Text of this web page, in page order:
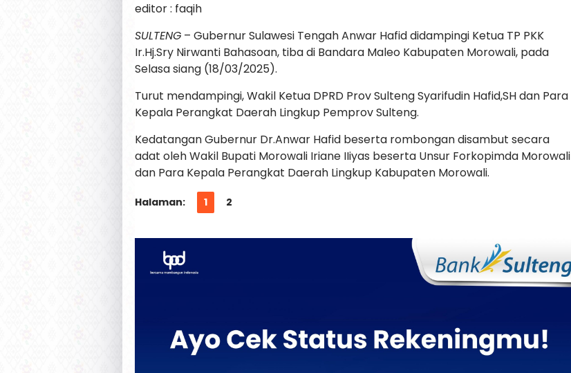
editor : faqih
SULTENG – Gubernur Sulawesi Tengah Anwar Hafid didampingi Ketua TP PKK
Ir.Hj.Sry Nirwanti Bahasoan, tiba di Bandara Maleo Kabupaten Morowali, pada
Selasa siang (18/03/2025).
Turut mendampingi, Wakil Ketua DPRD Prov Sulteng Syarifudin Hafid,SH dan Para
Kepala Perangkat Daerah Lingkup Pemprov Sulteng.
Kedatangan Gubernur Dr.Anwar Hafid beserta rombongan disambut secara
adat oleh Wakil Bupati Morowali Iriane IIiyas beserta Unsur Forkopimda Morowali
dan Para Kepala Perangkat Daerah Lingkup Kabupaten Morowali.
Halaman: 1 2